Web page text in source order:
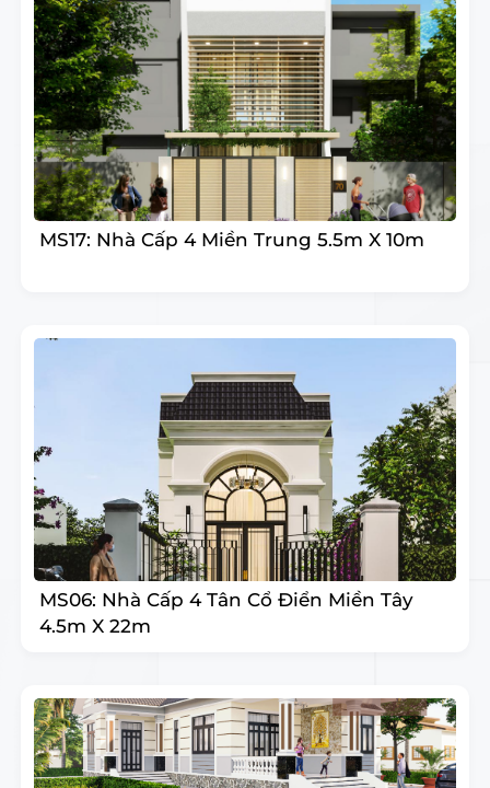
​MS17: Nhà Cấp 4 Miền Trung 5.5m X 10m
MS06: Nhà Cấp 4 Tân Cổ Điển Miền Tây
4.5m X 22m